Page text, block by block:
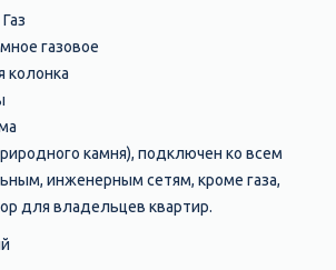
газовое
колонка
камня), подключен ко всем
инженерным сетям, кроме газа,
для владельцев квартир.